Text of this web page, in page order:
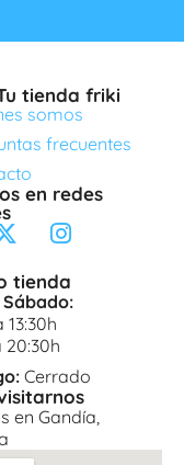
tienda friki
somos
frecuentes
en redes
tienda
Sábado:
13:30h
20:30h
Cerrado
en Gandía,